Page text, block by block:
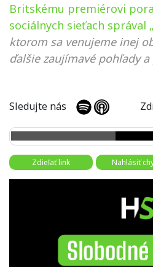
Britskému premiérovi
sociálnych sieťach správal
ktorom sa venujeme inej
ďalšie zaujímavé pohľady
Sledujte nás
Zdieľať link Nahlásiť